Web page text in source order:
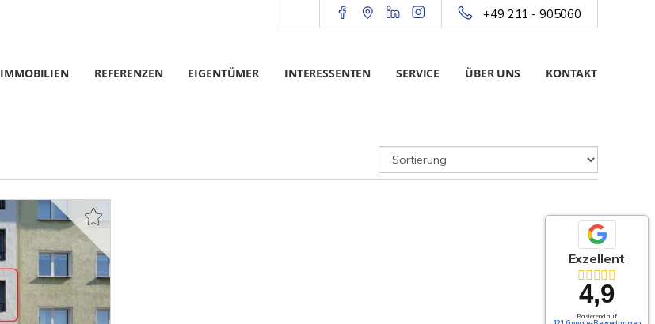
+49 211 - 905060
IMMOBILIEN REFERENZEN EIGENTÜMER INTERESSENTEN SERVICE ÜBER UNS KONTAKT
Exzellent
4,9
Basierend auf